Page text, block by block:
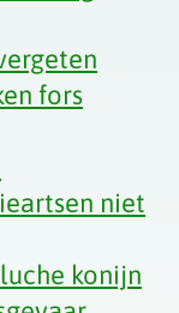
fors
niet
konijn